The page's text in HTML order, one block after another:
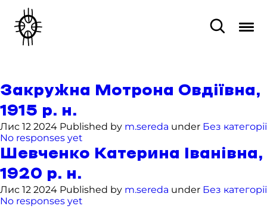
Закружна Мотрона Овдіївна,
1915 р. н.
Лис 12 2024 Published by m.sereda under Без категорії
No responses yet
Шевченко Катерина Іванівна,
1920 р. н.
Лис 12 2024 Published by m.sereda under Без категорії
No responses yet